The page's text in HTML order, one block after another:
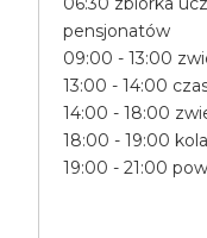
pensjonatów
09:00 - 13:00
13:00 - 14:00
14:00 - 18:00
18:00 - 19:00
19:00 - 21:00